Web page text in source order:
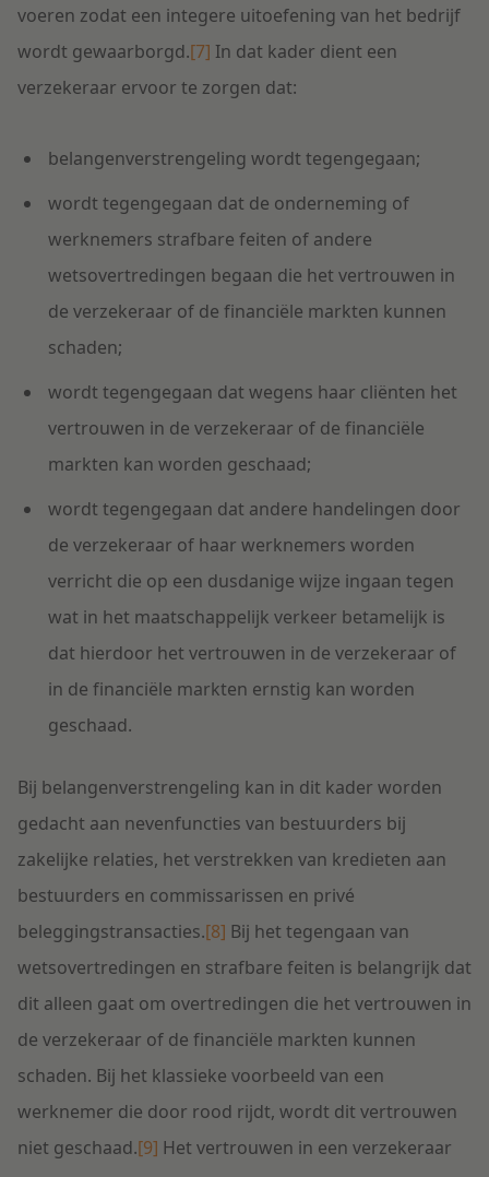
voeren zodat een integere uitoefening van het bedrijf
wordt gewaarborgd.[7] In dat kader dient een
verzekeraar ervoor te zorgen dat:
belangenverstrengeling wordt tegengegaan;
wordt tegengegaan dat de onderneming of
werknemers strafbare feiten of andere
wetsovertredingen begaan die het vertrouwen in
de verzekeraar of de financiële markten kunnen
schaden;
wordt tegengegaan dat wegens haar cliënten het
vertrouwen in de verzekeraar of de financiële
markten kan worden geschaad;
wordt tegengegaan dat andere handelingen door
de verzekeraar of haar werknemers worden
verricht die op een dusdanige wijze ingaan tegen
wat in het maatschappelijk verkeer betamelijk is
dat hierdoor het vertrouwen in de verzekeraar of
in de financiële markten ernstig kan worden
geschaad.
Bij belangenverstrengeling kan in dit kader worden
gedacht aan nevenfuncties van bestuurders bij
zakelijke relaties, het verstrekken van kredieten aan
bestuurders en commissarissen en privé
beleggingstransacties.[8] Bij het tegengaan van
wetsovertredingen en strafbare feiten is belangrijk dat
dit alleen gaat om overtredingen die het vertrouwen in
de verzekeraar of de financiële markten kunnen
schaden. Bij het klassieke voorbeeld van een
werknemer die door rood rijdt, wordt dit vertrouwen
niet geschaad.[9] Het vertrouwen in een verzekeraar